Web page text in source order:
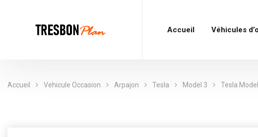
Accueil Véhicules
Accueil Vehicule Occasion Arpajon Tesla Model 3 Tesla